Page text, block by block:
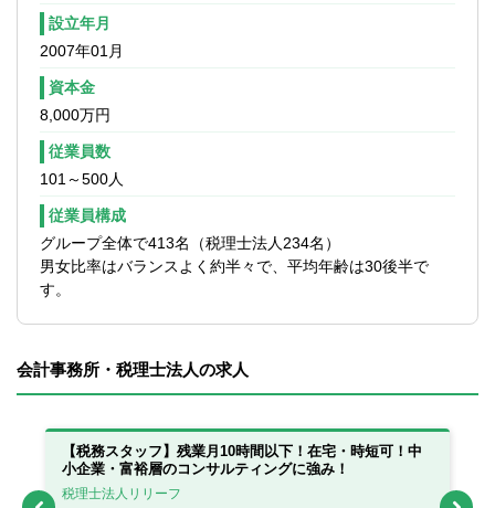
します。
設立年月
2007年01月
資本金
8,000万円
従業員数
101～500人
従業員構成
グループ全体で413名（税理士法人234名）
男女比率はバランスよく約半々で、平均年齢は30後半で
す。
会計事務所・税理士法人の求人
【税務スタッフ】残業月10時間以下！在宅・時短可！中
小企業・富裕層のコンサルティングに強み！
税理士法人リリーフ